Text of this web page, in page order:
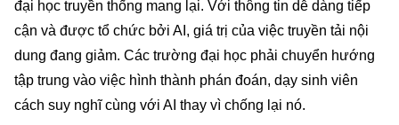
đại học truyền thống mang lại. Với thông tin dễ dàng tiếp
cận và được tổ chức bởi AI, giá trị của việc truyền tải nội
dung đang giảm. Các trường đại học phải chuyển hướng
tập trung vào việc hình thành phán đoán, dạy sinh viên
cách suy nghĩ cùng với AI thay vì chống lại nó.